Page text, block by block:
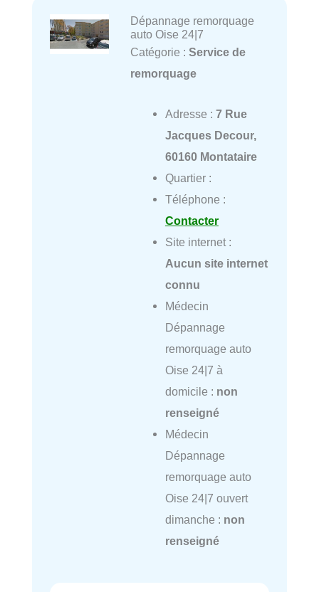
Dépannage remorquage
auto Oise 24|7
Catégorie : Service de
remorquage
Adresse : 7 Rue
Jacques Decour,
60160 Montataire
Quartier :
Téléphone :
Contacter
Site internet :
Aucun site internet
connu
Médecin
Dépannage
remorquage auto
Oise 24|7 à
domicile : non
renseigné
Médecin
Dépannage
remorquage auto
Oise 24|7 ouvert
dimanche : non
renseigné